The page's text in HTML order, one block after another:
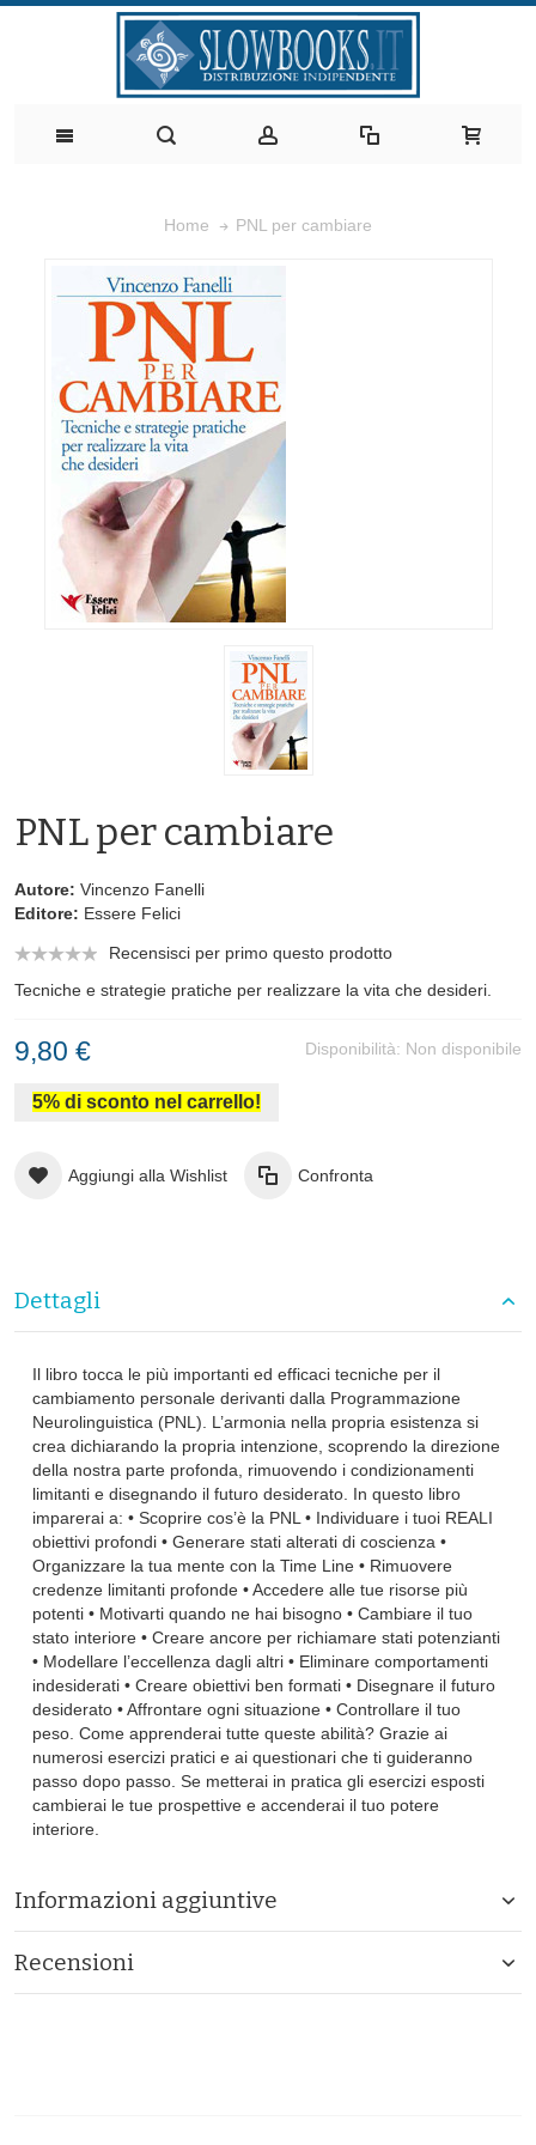
Home PNL per cambiare
PNL per cambiare
Autore: Vincenzo Fanelli
Editore: Essere Felici
Recensisci per primo questo prodotto
Tecniche e strategie pratiche per realizzare la vita che desideri.
Disponibilità: Non disponibile
9,80 €
5% di sconto nel carrello!
Aggiungi alla Wishlist Confronta
Dettagli
Il libro tocca le più importanti ed efficaci tecniche per il
cambiamento personale derivanti dalla Programmazione
Neurolinguistica (PNL). L’armonia nella propria esistenza si
crea dichiarando la propria intenzione, scoprendo la direzione
della nostra parte profonda, rimuovendo i condizionamenti
limitanti e disegnando il futuro desiderato. In questo libro
imparerai a: • Scoprire cos’è la PNL • Individuare i tuoi REALI
obiettivi profondi • Generare stati alterati di coscienza •
Organizzare la tua mente con la Time Line • Rimuovere
credenze limitanti profonde • Accedere alle tue risorse più
potenti • Motivarti quando ne hai bisogno • Cambiare il tuo
stato interiore • Creare ancore per richiamare stati potenzianti
• Modellare l’eccellenza dagli altri • Eliminare comportamenti
indesiderati • Creare obiettivi ben formati • Disegnare il futuro
desiderato • Affrontare ogni situazione • Controllare il tuo
peso. Come apprenderai tutte queste abilità? Grazie ai
numerosi esercizi pratici e ai questionari che ti guideranno
passo dopo passo. Se metterai in pratica gli esercizi esposti
cambierai le tue prospettive e accenderai il tuo potere
interiore.
Informazioni aggiuntive
Recensioni